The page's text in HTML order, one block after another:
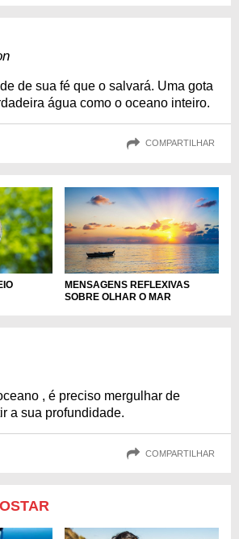
de sua fé que o salvará. Uma gota
água como o oceano inteiro.
COMPARTILHAR
MENSAGENS REFLEXIVAS
SOBRE OLHAR O MAR
, é preciso mergulhar de
a sua profundidade.
COMPARTILHAR